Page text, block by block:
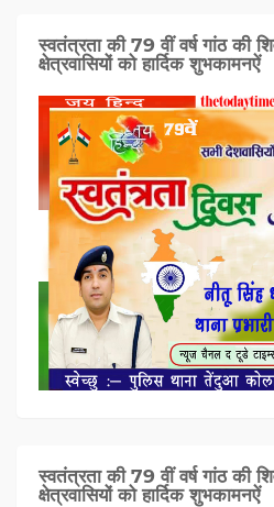
स्वतंत्रता की 79 वीं वर्ष गांठ की
क्षेत्रवासियों को हार्दिक शुभकामनऐं
स्वतंत्रता की 79 वीं वर्ष गांठ की
क्षेत्रवासियों को हार्दिक शुभकामनऐं